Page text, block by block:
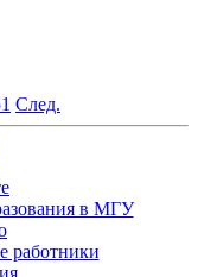
След.
в МГУ
работники